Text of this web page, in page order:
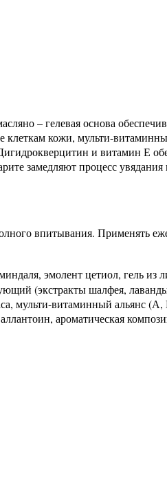
– гелевая основа
клеткам кожи, мульти-
и витамин Е
замедляют процесс увядания
впитывания. Применять
эмолент цетиол, гель из
(экстракты шалфея,
мульти-витаминный альянс
ароматическая